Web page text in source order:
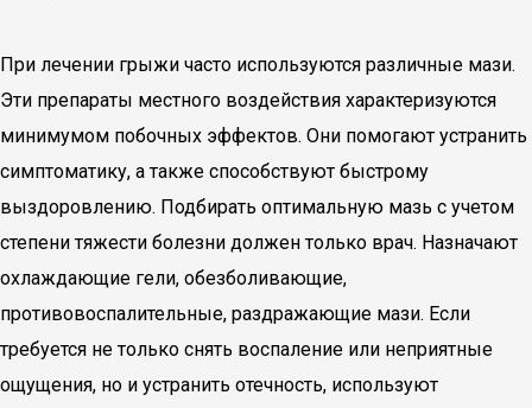
При лечении грыжи часто используются различные мази.
Эти препараты местного воздействия характеризуются
минимумом побочных эффектов. Они помогают устранить
симптоматику, а также способствуют быстрому
выздоровлению. Подбирать оптимальную мазь с учетом
степени тяжести болезни должен только врач. Назначают
охлаждающие гели, обезболивающие,
противовоспалительные, раздражающие мази. Если
требуется не только снять воспаление или неприятные
ощущения, но и устранить отечность, используют